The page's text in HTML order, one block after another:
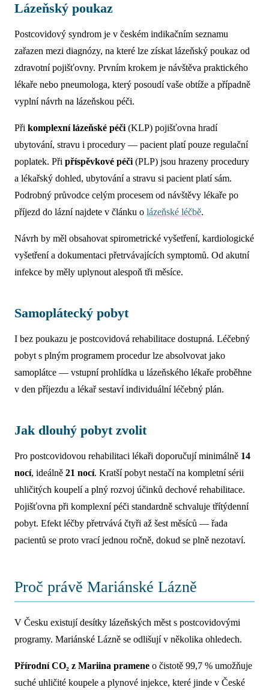
Lázeňský poukaz
Postcovidový syndrom je v českém indikačním seznamu
zařazen mezi diagnózy, na které lze získat lázeňský poukaz od
zdravotní pojišťovny. Prvním krokem je návštěva praktického
lékaře nebo pneumologa, který posoudí vaše obtíže a případně
vyplní návrh na lázeňskou péči.
Při komplexní lázeňské péči (KLP) pojišťovna hradí
ubytování, stravu i procedury — pacient platí pouze regulační
poplatek. Při příspěvkové péči (PLP) jsou hrazeny procedury
a lékařský dohled, ubytování a stravu si pacient platí sám.
Podrobný průvodce celým procesem od návštěvy lékaře po
příjezd do lázní najdete v článku o lázeňské léčbě.
Návrh by měl obsahovat spirometrické vyšetření, kardiologické
vyšetření a dokumentaci přetrvávajících symptomů. Od akutní
infekce by měly uplynout alespoň tři měsíce.
Samoplátecký pobyt
I bez poukazu je postcovidová rehabilitace dostupná. Léčebný
pobyt s plným programem procedur lze absolvovat jako
samoplátce — vstupní prohlídka u lázeňského lékaře proběhne
v den příjezdu a lékař sestaví individuální léčebný plán.
Jak dlouhý pobyt zvolit
Pro postcovidovou rehabilitaci lékaři doporučují minimálně 14
nocí, ideálně 21 nocí. Kratší pobyt nestačí na kompletní sérii
uhličitých koupelí a plný rozvoj účinků dechové rehabilitace.
Pojišťovna při komplexní péči standardně schvaluje třítýdenní
pobyt. Efekt léčby přetrvává čtyři až šest měsíců — řada
pacientů se proto vrací jednou ročně, dokud se plně nezotaví.
Proč právě Mariánské Lázně
V Česku existují desítky lázeňských měst s postcovidovými
programy. Mariánské Lázně se odlišují v několika ohledech.
Přírodní CO₂ z Mariina pramene o čistotě 99,7 % umožňuje
suché uhličité koupele a plynové injekce, které jinde v České